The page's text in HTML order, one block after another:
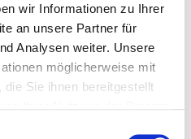
wir Informationen zu Ihrer
an unsere Partner für
Analysen weiter. Unsere
möglicherweise mit
Sie ihnen bereitgestellt